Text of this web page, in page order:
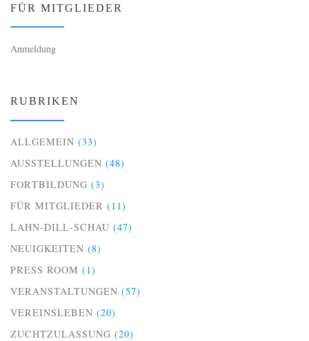
FÜR MITGLIEDER
Anmeldung
RUBRIKEN
ALLGEMEIN (33)
AUSSTELLUNGEN (48)
FORTBILDUNG (3)
FÜR MITGLIEDER (11)
LAHN-DILL-SCHAU (47)
NEUIGKEITEN (8)
PRESS ROOM (1)
VERANSTALTUNGEN (57)
VEREINSLEBEN (20)
ZUCHTZULASSUNG (20)